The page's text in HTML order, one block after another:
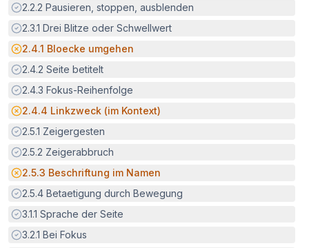
Erfüllt:
2.2.2 Pausieren, stoppen, ausblenden
Erfüllt:
2.3.1 Drei Blitze oder Schwellwert
Potenzielle Barriere:
2.4.1 Bloecke umgehen
Erfüllt:
2.4.2 Seite betitelt
Erfüllt:
2.4.3 Fokus-Reihenfolge
Potenzielle Barriere:
2.4.4 Linkzweck (im Kontext)
Erfüllt:
2.5.1 Zeigergesten
Erfüllt:
2.5.2 Zeigerabbruch
Potenzielle Barriere:
2.5.3 Beschriftung im Namen
Erfüllt:
2.5.4 Betaetigung durch Bewegung
Erfüllt:
3.1.1 Sprache der Seite
Erfüllt:
3.2.1 Bei Fokus